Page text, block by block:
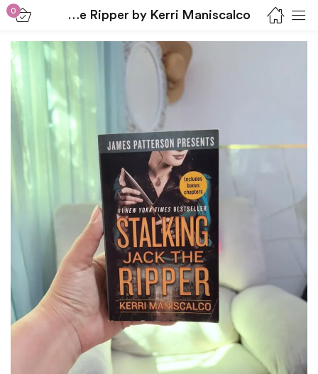
Stalking Jack the Ripper by Kerri Maniscalco
0
Sign in
Remember me
Lost password?
Log in
Create an account